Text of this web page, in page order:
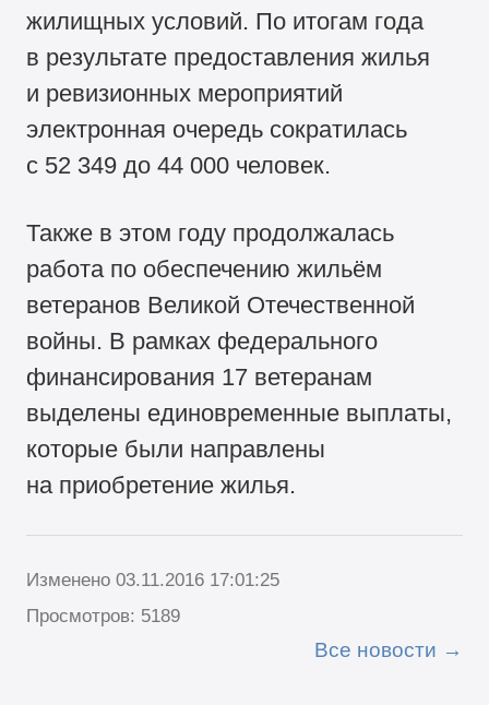
жилищных условий. По итогам года
в результате предоставления жилья
и ревизионных мероприятий
электронная очередь сократилась
с 52 349 до 44 000 человек.
Также в этом году продолжалась
работа по обеспечению жильём
ветеранов Великой Отечественной
войны. В рамках федерального
финансирования 17 ветеранам
выделены единовременные выплаты,
которые были направлены
на приобретение жилья.
Изменено 03.11.2016 17:01:25
Просмотров: 5189
Все новости